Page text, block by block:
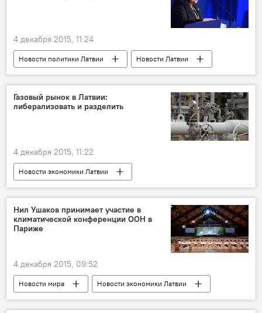
4 декабря 2015, 11:24
Новости политики Латвии
Новости Латвии
Формирование правительства в Латвии
Газовый рынок в Латвии:
либерализовать и разделить
4 декабря 2015, 11:22
Новости экономики Латвии
На голубом газу
Нил Ушаков принимает участие в
климатической конференции ООН в
Париже
4 декабря 2015, 09:52
Новости мира
Новости экономики Латвии
Новости Латвии